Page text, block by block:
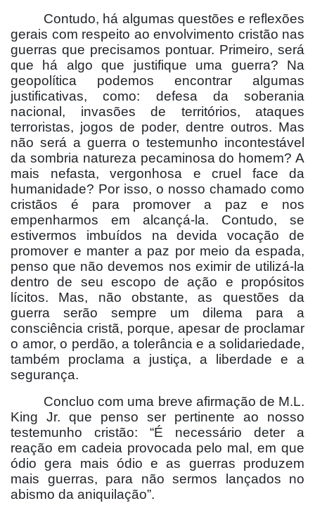
Contudo, há algumas questões e reflexões
gerais com respeito ao envolvimento cristão nas
guerras que precisamos pontuar. Primeiro, será
que há algo que justifique uma guerra? Na
geopolítica podemos encontrar algumas
justificativas, como: defesa da soberania
nacional, invasões de territórios, ataques
terroristas, jogos de poder, dentre outros. Mas
não será a guerra o testemunho incontestável
da sombria natureza pecaminosa do homem? A
mais nefasta, vergonhosa e cruel face da
humanidade? Por isso, o nosso chamado como
cristãos é para promover a paz e nos
empenharmos em alcançá-la. Contudo, se
estivermos imbuídos na devida vocação de
promover e manter a paz por meio da espada,
penso que não devemos nos eximir de utilizá-la
dentro de seu escopo de ação e propósitos
lícitos. Mas, não obstante, as questões da
guerra serão sempre um dilema para a
consciência cristã, porque, apesar de proclamar
o amor, o perdão, a tolerância e a solidariedade,
também proclama a justiça, a liberdade e a
segurança.
Concluo com uma breve afirmação de M.L.
King Jr. que penso ser pertinente ao nosso
testemunho cristão: “É necessário deter a
reação em cadeia provocada pelo mal, em que
ódio gera mais ódio e as guerras produzem
mais guerras, para não sermos lançados no
abismo da aniquilação”.